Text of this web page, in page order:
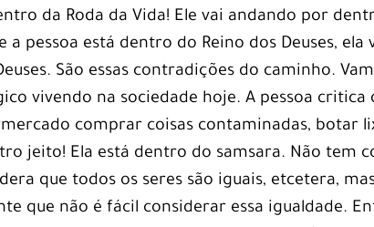
da Roda da Vida! Ele vai andando por
a pessoa está dentro do Reino dos Deuses, ela
São essas contradições do caminho.
vivendo na sociedade hoje. A pessoa critica
comprar coisas contaminadas, botar
jeito! Ela está dentro do samsara. Não tem
que todos os seres são iguais, etcetera,
que não é fácil considerar essa igualdade.